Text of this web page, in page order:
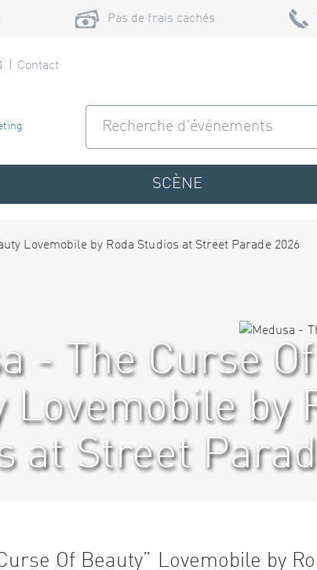
Pas de frais cachés
Contact
SCÈNE
- The Curse Of
Lovemobile by
at Street
Of Beauty” Lovemobile by